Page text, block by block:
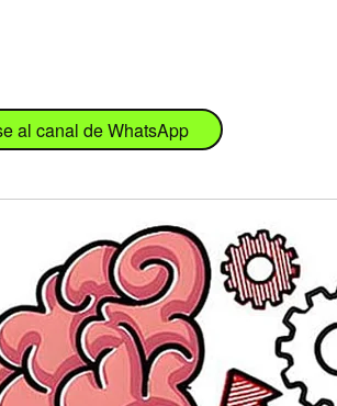
al canal de WhatsApp